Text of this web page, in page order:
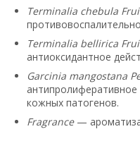
Terminalia chebula
Terminalia bellirica
антиоксидантное
Garcinia mangostana
кожных патогенов.
Fragrance—